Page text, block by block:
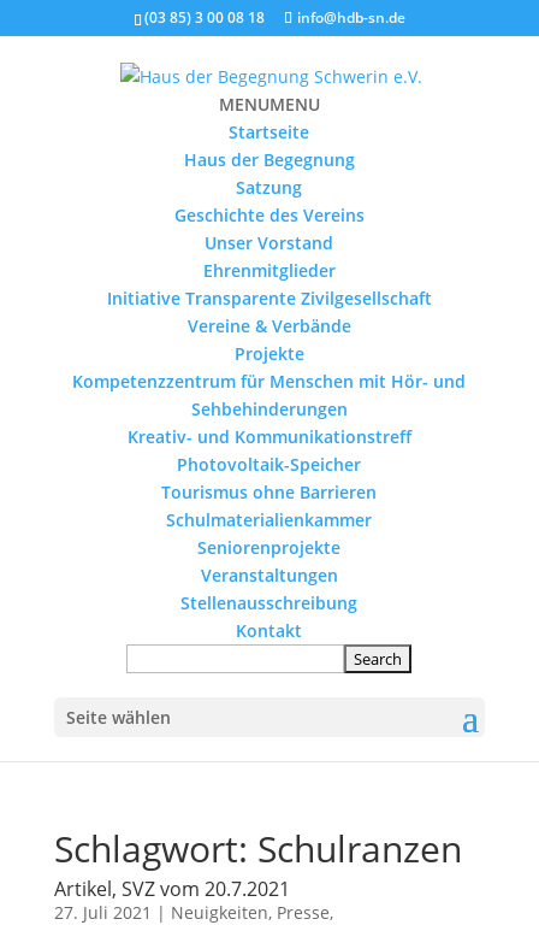
(03 85) 3 00 08 18 info@hdb-sn.de
MENUMENU
Startseite
Haus der Begegnung
Satzung
Geschichte des Vereins
Unser Vorstand
Ehrenmitglieder
Initiative Transparente Zivilgesellschaft
Vereine & Verbände
Projekte
Kompetenzzentrum für Menschen mit Hör- und
Sehbehinderungen
Kreativ- und Kommunikationstreff
Photovoltaik-Speicher
Tourismus ohne Barrieren
Schulmaterialienkammer
Seniorenprojekte
Veranstaltungen
Stellenausschreibung
Kontakt
Seite wählen
Schlagwort: Schulranzen
Artikel, SVZ vom 20.7.2021
27. Juli 2021 | Neuigkeiten, Presse,